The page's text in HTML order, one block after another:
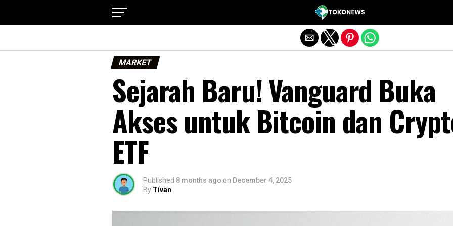
MARKET
Sejarah Baru! Vanguard Buka
Akses untuk Bitcoin dan
ETF
Published 8 months ago on December 4, 2025
By Tivan
Exit mobile version